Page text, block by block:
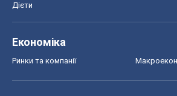
Дієти
Економіка
Ринки та компанії